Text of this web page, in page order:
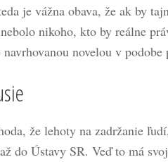
je vážna obava, že ak by
nikoho, kto by reálne
novelou v
že lehoty na zadržanie
do Ústavy SR. Veď to má